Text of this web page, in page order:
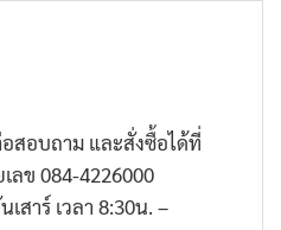
สอบถาม และสั่งซื้อได้ที่
ลข 084-4226000
สาร์ เวลา 8:30น. –